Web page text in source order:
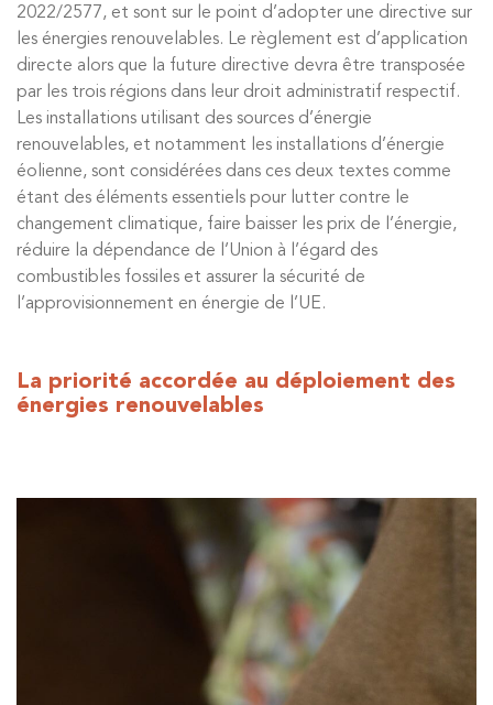
2022/2577, et sont sur le point d’adopter une directive sur
les énergies renouvelables. Le règlement est d’application
directe alors que la future directive devra être transposée
par les trois régions dans leur droit administratif respectif.
Les installations utilisant des sources d’énergie
renouvelables, et notamment les installations d’énergie
éolienne, sont considérées dans ces deux textes comme
étant des éléments essentiels pour lutter contre le
changement climatique, faire baisser les prix de l’énergie,
réduire la dépendance de l’Union à l’égard des
combustibles fossiles et assurer la sécurité de
l’approvisionnement en énergie de l’UE.
La priorité accordée au déploiement des
énergies renouvelables